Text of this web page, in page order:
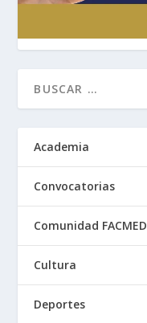
Academia
Convocatorias
Comunidad FACMED
Cultura
Deportes